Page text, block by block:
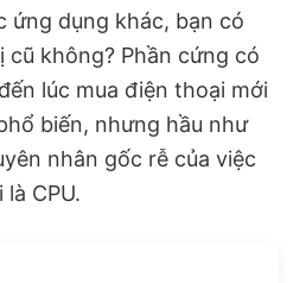
ứng dụng khác, bạn có
cũ không? Phần cứng có
lúc mua điện thoại mới
biến, nhưng hầu như
nhân gốc rễ của việc
CPU.